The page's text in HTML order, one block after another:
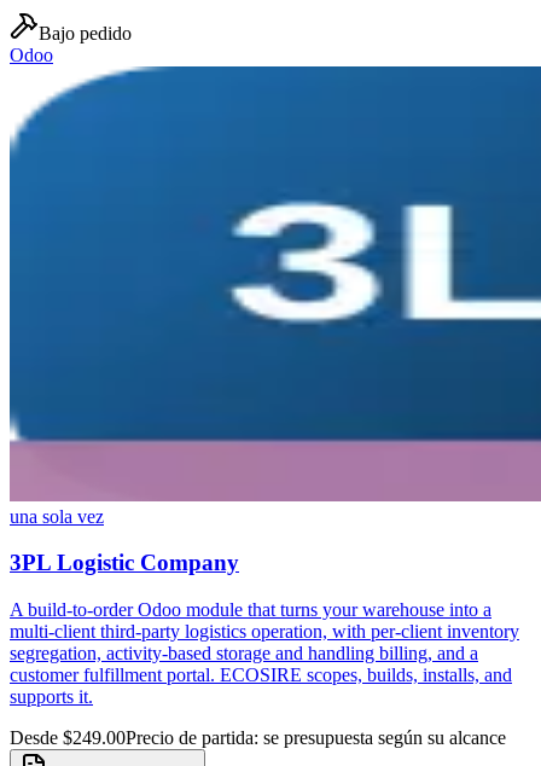
Bajo pedido
Odoo
una sola vez
3PL Logistic Company
A build-to-order Odoo module that turns your warehouse into a
multi-client third-party logistics operation, with per-client inventory
segregation, activity-based storage and handling billing, and a
customer fulfillment portal. ECOSIRE scopes, builds, installs, and
supports it.
Desde $249.00Precio de partida: se presupuesta según su alcance